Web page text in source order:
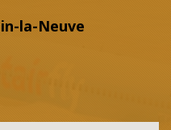
la-Neuve